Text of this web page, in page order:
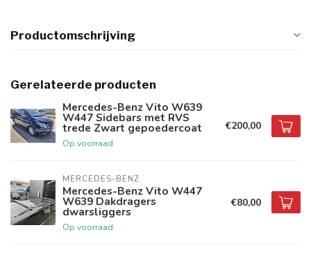
Productomschrijving
Gerelateerde producten
Mercedes-Benz Vito W639
W447 Sidebars met RVS
trede Zwart gepoedercoat
Op voorraad
€200,00
MERCEDES-BENZ
Mercedes-Benz Vito W447
W639 Dakdragers
dwarsliggers
Op voorraad
€80,00